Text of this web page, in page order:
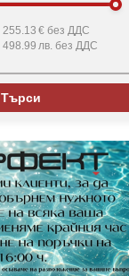
255.13 € без ДДС
498.99 лв. без ДДС
Търси